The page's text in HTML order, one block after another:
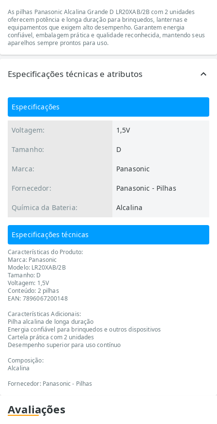
As pilhas Panasonic Alcalina Grande D LR20XAB/2B com 2 unidades
oferecem potência e longa duração para brinquedos, lanternas e
equipamentos que exigem alto desempenho. Garantem energia
confiável, embalagem prática e qualidade reconhecida, mantendo seus
aparelhos sempre prontos para uso.
Especificações técnicas e atributos
Especificações
Voltagem: 1,5V
Tamanho: D
Marca: Panasonic
Fornecedor: Panasonic - Pilhas
Química da Bateria: Alcalina
Especificações técnicas
Características do Produto:
Marca: Panasonic
Modelo: LR20XAB/2B
Tamanho: D
Voltagem: 1,5V
Conteúdo: 2 pilhas
EAN: 7896067200148
Características Adicionais:
Pilha alcalina de longa duração
Energia confiável para brinquedos e outros dispositivos
Cartela prática com 2 unidades
Desempenho superior para uso contínuo
Composição:
Alcalina
Fornecedor: Panasonic - Pilhas
Avaliações